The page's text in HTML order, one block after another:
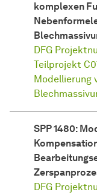
komplexen
DFG
Teilprojekt
Modellierung
SPP 1480:
DFG